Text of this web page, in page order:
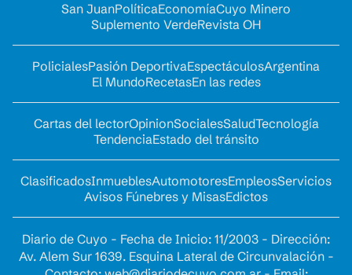
San JuanPolíticaEconomíaCuyo Minero
Suplemento VerdeRevista OH
PolicialesPasión DeportivaEspectáculosArgentina
El MundoRecetasEn las redes
Cartas del lectorOpinionSocialesSaludTecnología
TendenciaEstado del tránsito
ClasificadosInmueblesAutomotoresEmpleosServicios
Avisos Fúnebres y MisasEdictos
Diario de Cuyo - Fecha de Inicio: 11/2003 - Dirección:
Av. Alem Sur 1639. Esquina Lateral de Circunvalación -